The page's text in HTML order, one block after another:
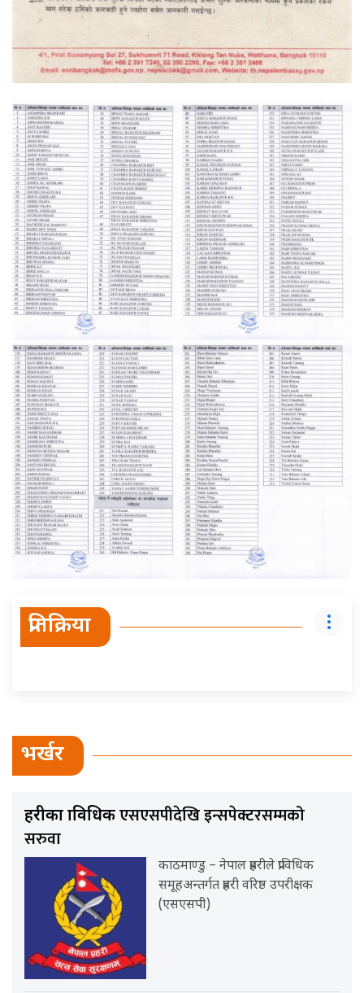
प्रतिक्रिया
भर्खर
प्रहरीका प्राविधिकएसएसपीदेखि इन्सपेक्टरसम्मको
सरुवा
काठमाण्डु – नेपाल प्रहरीले प्राविधिक
समूहअन्तर्गत प्रहरी वरिष्ठ उपरीक्षक
(एसएसपी)